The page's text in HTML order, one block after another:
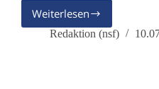
WeiterlesenHumanitäre
Hilfe
Redaktion (nsf)